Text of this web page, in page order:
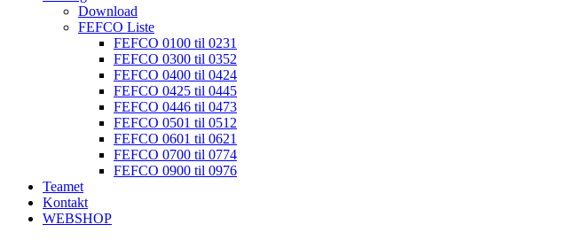
Download
FEFCO Liste
FEFCO 0100 til 0231
FEFCO 0300 til 0352
FEFCO 0400 til 0424
FEFCO 0425 til 0445
FEFCO 0446 til 0473
FEFCO 0501 til 0512
FEFCO 0601 til 0621
FEFCO 0700 til 0774
FEFCO 0900 til 0976
Teamet
Kontakt
WEBSHOP